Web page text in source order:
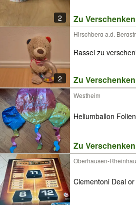
2 Zu Verschenken
2
Hirschberg a.d. Bergstr.
Rassel zu
Zu Verschenken
Westheim
Heliumballon
Zu Verschenken
Oberhausen-
Clementoni Deal